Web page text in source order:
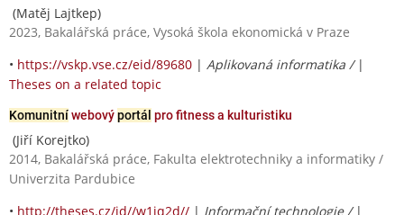
(Matěj Lajtkep)
2023, Bakalářská práce, Vysoká škola ekonomická v Praze
• https://vskp.vse.cz/eid/89680 | Aplikovaná informatika / |
Theses on a related topic
Komunitníwebovýportál pro fitness a kulturistiku
(Jiří Korejtko)
2014, Bakalářská práce, Fakulta elektrotechniky a informatiky /
Univerzita Pardubice
• http://theses.cz/id//w1iq2d// | Informační technologie / |